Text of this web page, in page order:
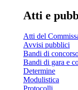
Atti e
Atti del
Avvisi pubblici
Bandi di
Bandi di gara e
Determine
Modulistica